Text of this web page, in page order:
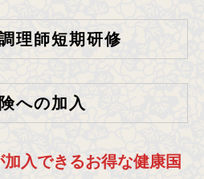
理師短期研修
への加入
加入できるお得な健康国